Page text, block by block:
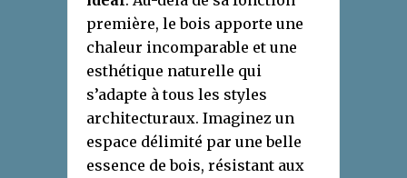
première, le bois apporte une
chaleur incomparable et une
esthétique naturelle qui
s’adapte à tous les styles
architecturaux. Imaginez un
espace délimité par une belle
essence de bois, résistant aux